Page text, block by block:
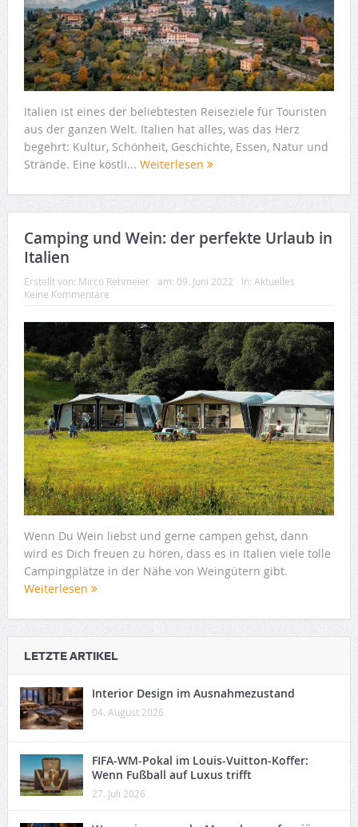
Italien ist eines der beliebtesten Reiseziele für Touristen
aus der ganzen Welt. Italien hat alles, was das Herz
begehrt: Kultur, Schönheit, Geschichte, Essen, Natur und
Strände. Eine köstli... Weiterlesen
Camping und Wein: der perfekte Urlaub in
Italien
Erstellt von: Mirco Rehmeier am: 09. Juni 2022 In: Aktuelles
Keine Kommentare
Wenn Du Wein liebst und gerne campen gehst, dann
wird es Dich freuen zu hören, dass es in Italien viele tolle
Campingplätze in der Nähe von Weingütern gibt.
Weiterlesen
LETZTE ARTIKEL
Interior Design im Ausnahmezustand
04. August 2026
FIFA-WM-Pokal im Louis-Vuitton-Koffer:
Wenn Fußball auf Luxus trifft
27. Juli 2026